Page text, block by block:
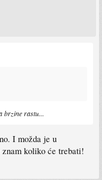
brzine rastu...
I možda je u
koliko će trebati!